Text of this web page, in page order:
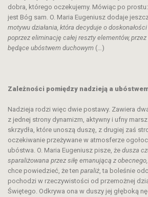
dobra, którego oczekujemy. Mówiąc po
jest Bóg sam. O. Maria Eugeniusz dodaje
motywu działania, która decyduje o
poprzez eliminację całej reszty elementów,
będące ubóstwem duchowym (…)
Zależności pomiędzy nadzieją a
Nadzieja rodzi więc dwie postawy. Zawiera
z jednej strony dynamizm, aktywny i ufny
skrzydła, które unoszą duszę, z drugiej zaś
oczekiwanie przeżywane w atmosferze
ubóstwa. O. Maria Eugeniusz pisze, że dusza
sparaliżowana przez siłę emanującą z
chce powiedzieć, że ten paraliż, ta boleśnie
pochodzi w rzeczywistości od przemożnej
Świętego. Odkrywa ona w duszy jej głęboką